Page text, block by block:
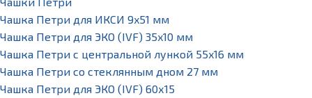
Чашка Петри для ИКСИ 9x51 мм
Чашка Петри для ЭКО (IVF) 35x10 мм
Чашка Петри с центральной лункой 55x16 мм
Чашка Петри со стеклянным дном 27 мм
Чашка Петри для ЭКО (IVF) 60х15